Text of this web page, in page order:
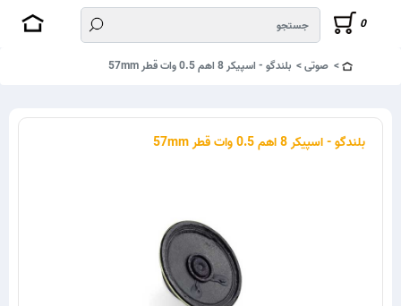
0
صوتی بلندگو - اسپیکر 8 اهم 0.5 وات قطر 57mm
بلندگو - اسپیکر 8 اهم 0.5 وات قطر 57mm